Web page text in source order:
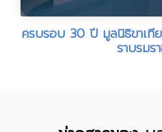
ครบรอบ 30 ปี มูลนิธิขาเที
ราบรมร